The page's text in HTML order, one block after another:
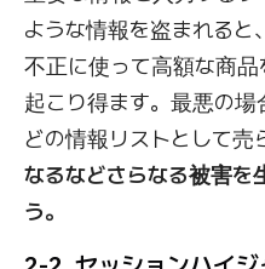
ような情報を盗まれると
不正に使って高額な商
起こり得ます。最悪の場
どの情報リストとして売
なるなどさらなる被害を
う。